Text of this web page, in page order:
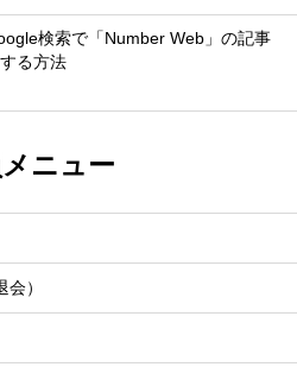
検索で「Number Web」の記事
る方法
ニュー
）